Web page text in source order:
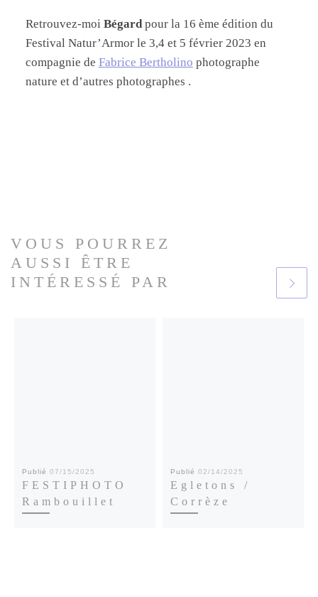
Retrouvez-moi Bégardpour la 16 ème édition du
Festival Natur’Armor le 3,4 et 5 février 2023 en
compagnie de Fabrice Bertholino photographe
nature et d’autres photographes .
VOUS POURREZ
AUSSI ÊTRE
INTÉRESSÉ PAR
Publié07/15/2025
FESTIPHOTO
Rambouillet
Publié02/14/2025
Egletons /
Corrèze